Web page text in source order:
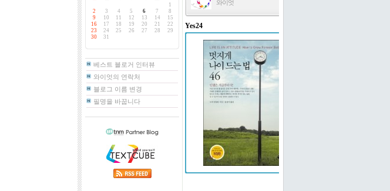
1
2
3 4 5 6 7
8
9
10 11 12 13 14
15
16
17 18 19 20 21
22
23
24 25 26 27 28
29
30
31
베스트 블로거 인터뷰
와이엇의 연락처
블로그 이름 변경
필명을 바꿉니다
와이엇
Yes24